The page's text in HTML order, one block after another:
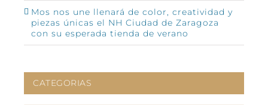
Mos nos une llenará de color, creatividad y
piezas únicas el NH Ciudad de Zaragoza
con su esperada tienda de verano
CATEGORIAS